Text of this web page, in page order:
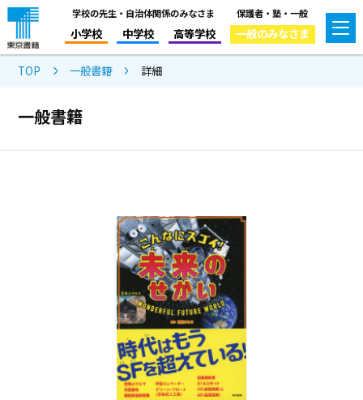
学校の先生・自治体関係のみなさま
小学校 中学校 高等学校
保護者・塾・一般
一般のみなさま
TOP 一般書籍 詳細
一般書籍